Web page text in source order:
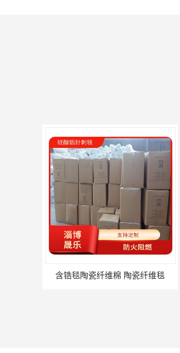
含锆毯陶瓷纤维棉 陶瓷纤维毯